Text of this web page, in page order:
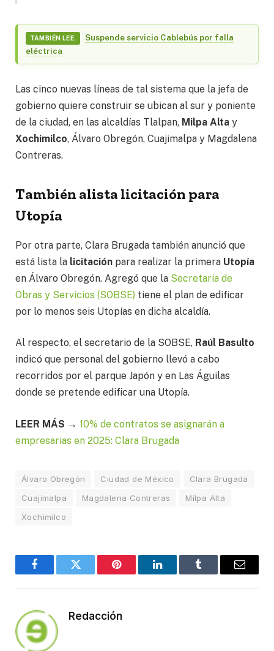
TAMBIÉN LEE.
Suspende servicio Cablebús por falla
eléctrica
Las cinco nuevas líneas de tal sistema que la jefa de
gobierno quiere construir se ubican al sur y poniente
de la ciudad, en las alcaldías Tlalpan, Milpa Alta y
Xochimilco, Álvaro Obregón, Cuajimalpa y Magdalena
Contreras.
También alista licitación para
Utopía
Por otra parte, Clara Brugada también anunció que
está lista la licitación para realizar la primera Utopía
en Álvaro Obregón. Agregó que la Secretaría de
Obras y Servicios (SOBSE) tiene el plan de edificar
por lo menos seis Utopías en dicha alcaldía.
Al respecto, el secretario de la SOBSE, Raúl Basulto
indicó que personal del gobierno llevó a cabo
recorridos por el parque Japón y en Las Águilas
donde se pretende edificar una Utopía.
LEER MÁS → 10% de contratos se asignarán a
empresarias en 2025: Clara Brugada
Álvaro Obregón Ciudad de México
Clara Brugada
Cuajimalpa
Magdalena Contreras
Milpa Alta
Xochimilco
FacebookTwitter Pinterest LinkedInTumblr Email
Redacción